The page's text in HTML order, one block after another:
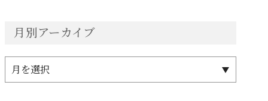
月別アーカイブ